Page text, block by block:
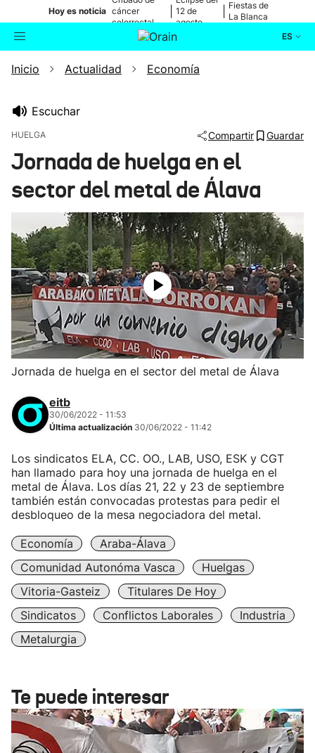
Hoy es noticia cáncer
colorrectal
12 de
agosto
Fiestas de
La Blanca
ES
Buscador Actualidad
Ikusmiran
Eguraldia
Inicio Actualidad Economía
Escuchar
HUELGA Compartir Guardar
Jornada de huelga en el
sector del metal de Álava
Jornada de huelga en el sector del metal de Álava
eitb
30/06/2022 - 11:53
Última actualización 30/06/2022 - 11:42
Los sindicatos ELA, CC. OO., LAB, USO, ESK y CGT
han llamado para hoy una jornada de huelga en el
metal de Álava. Los días 21, 22 y 23 de septiembre
también están convocadas protestas para pedir el
desbloqueo de la mesa negociadora del metal.
Economía
Araba-Álava
Comunidad Autonóma Vasca
Huelgas
Vitoria-Gasteiz
Titulares De Hoy
Sindicatos
Conflictos Laborales
Industria
Metalurgia
Te puede interesar